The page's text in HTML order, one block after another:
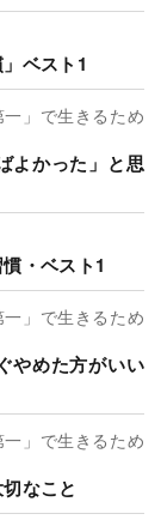
ベスト1
」で生きるため
よかった」と思
・ベスト1
」で生きるため
やめた方がいい
」で生きるため
なこと